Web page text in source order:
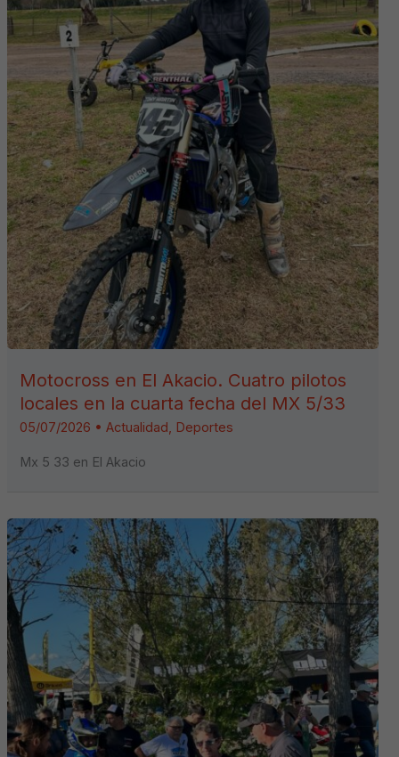
Motocross en El Akacio. Cuatro pilotos
locales en la cuarta fecha del MX 5/33
05/07/2026 •Actualidad, Deportes
Mx 5 33 en El Akacio